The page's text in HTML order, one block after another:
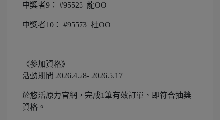
中獎者9： #95523 龍OO
中獎者10： #95573 杜OO
《參加資格》
活動期間 2026.4.28- 2026.5.17
於悠活原力官網，完成1筆有效訂單，即符合抽獎
資格。